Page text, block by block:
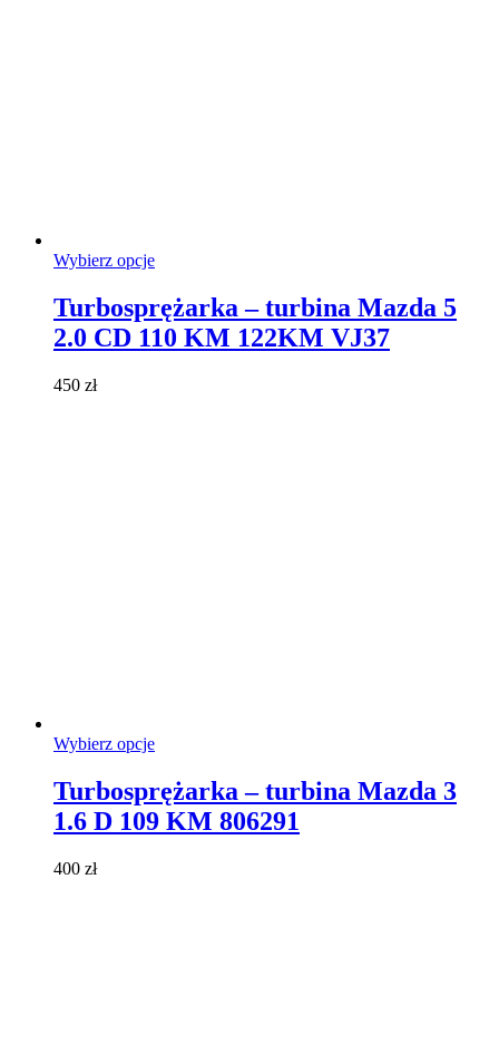
Wybierz opcjeTen
wiele
wariantów.
Turbosprężarka – turbina Mazda 5
2.0 CD 110 KM 122KM VJ37
450 zł
Wybierz opcjeTen
wiele
wariantów.
Turbosprężarka – turbina Mazda 3
1.6 D 109 KM 806291
400 zł